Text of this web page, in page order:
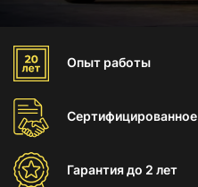
Опыт работы
Сертифицированное
Гарантиядо 2 лет